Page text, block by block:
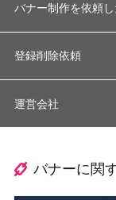
バナー制作を依頼
登録削除依頼
運営会社
バナーに関